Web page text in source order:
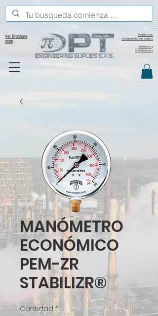
Política de
tratamiento de datos
Ver Brochure
2025
Términos y
Condiciones
MANÓMETRO
ECONÓMICO
PEM-ZR
STABILIZR®
Cantidad *